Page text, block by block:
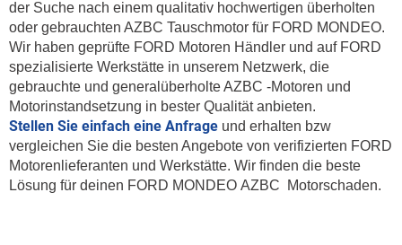
der Suche nach einem qualitativ hochwertigen überholten
oder gebrauchten AZBC Tauschmotor für FORD MONDEO.
Wir haben geprüfte FORD Motoren Händler und auf FORD
spezialisierte Werkstätte in unserem Netzwerk, die
gebrauchte und generalüberholte AZBC -Motoren und
Motorinstandsetzung in bester Qualität anbieten.
Stellen Sie einfach eine Anfrage und erhalten bzw
vergleichen Sie die besten Angebote von verifizierten FORD
Motorenlieferanten und Werkstätte. Wir finden die beste
Lösung für deinen FORD MONDEO AZBC Motorschaden.